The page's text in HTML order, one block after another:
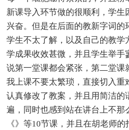
新课导入环节做的很顺利，学生
兴奋。但是在后面的教新字词的
学生不太了解，以及自己的教学
学成果收效甚微，并且学生举手
说第一堂课都会紧张，第二堂课
我上课不要太繁琐，直接切入重
认真修改了教案，并且用简洁的
遍，同时也感到站在讲台上不那
《》等10节课，并且在胡老师